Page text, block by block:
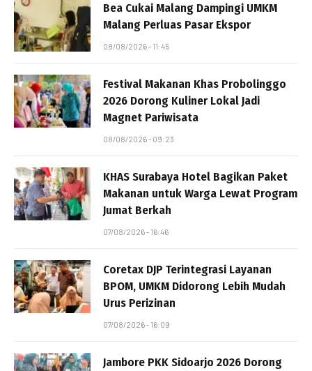
Bea Cukai Malang Dampingi UMKM
Malang Perluas Pasar Ekspor
08/08/2026 - 11:45
Festival Makanan Khas Probolinggo
2026 Dorong Kuliner Lokal Jadi
Magnet Pariwisata
08/08/2026 - 09:23
KHAS Surabaya Hotel Bagikan Paket
Makanan untuk Warga Lewat Program
Jumat Berkah
07/08/2026 - 16:46
Coretax DJP Terintegrasi Layanan
BPOM, UMKM Didorong Lebih Mudah
Urus Perizinan
07/08/2026 - 16:09
Jambore PKK Sidoarjo 2026 Dorong